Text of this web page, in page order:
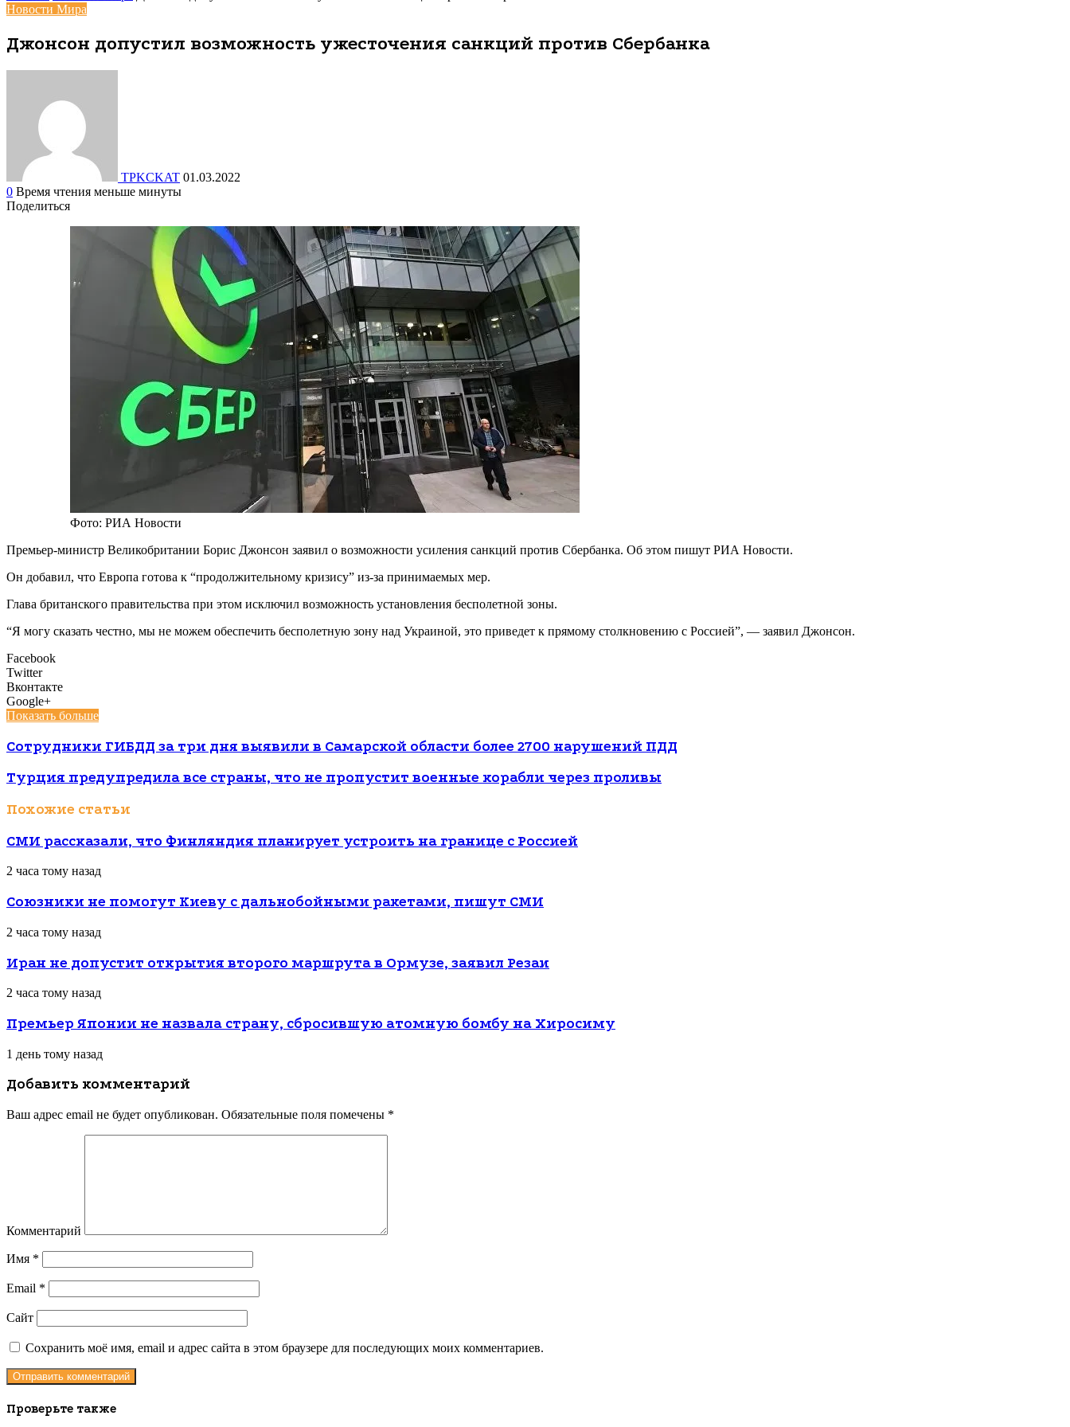
Новости Мира
Джонсон допустил возможность ужесточения санкций против Сбербанка
TPKCKAT 01.03.2022
0 Время чтения меньше минуты
Поделиться
Фото: РИА Новости
Премьер-министр Великобритании Борис Джонсон заявил о возможности усиления санкций против Сбербанка. Об этом пишут РИА Новости.
Он добавил, что Европа готова к “продолжительному кризису” из-за принимаемых мер.
Глава британского правительства при этом исключил возможность установления бесполетной зоны.
“Я могу сказать честно, мы не можем обеспечить бесполетную зону над Украиной, это приведет к прямому столкновению с Россией”, — заявил Джонсон.
Facebook
Twitter
Вконтакте
Google+
Показать больше
Сотрудники ГИБДД за три дня выявили в Самарской области более 2700 нарушений ПДД
Турция предупредила все страны, что не пропустит военные корабли через проливы
Похожие статьи
СМИ рассказали, что Финляндия планирует устроить на границе с Россией
2 часа тому назад
Союзники не помогут Киеву с дальнобойными ракетами, пишут СМИ
2 часа тому назад
Иран не допустит открытия второго маршрута в Ормузе, заявил Резаи
2 часа тому назад
Премьер Японии не назвала страну, сбросившую атомную бомбу на Хиросиму
1 день тому назад
Добавить комментарий
Ваш адрес email не будет опубликован. Обязательные поля помечены *
Комментарий
Имя *
Email *
Сайт
Сохранить моё имя, email и адрес сайта в этом браузере для последующих моих комментариев.
Проверьте также